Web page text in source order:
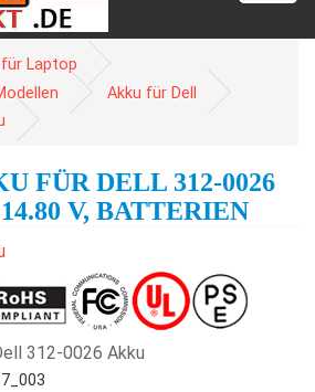
Laptop
Akku für Dell
FÜR DELL 312-0026
V, BATTERIEN
312-0026 Akku